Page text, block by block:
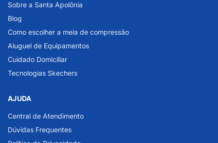
Sobre a Santa Apolônia
Blog
Como escolher a meia de compressão
Aluguel de Equipamentos
Cuidado Domiciliar
Tecnologias Skechers
AJUDA
Central de Atendimento
Dúvidas Frequentes